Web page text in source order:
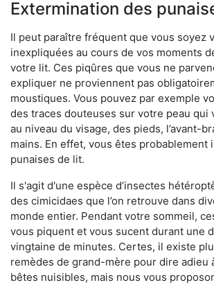
Extermination des
Il peut paraître fréquent que vous soyez
inexpliquées au cours de vos moments
votre lit. Ces piqûres que vous ne
expliquer ne proviennent pas
moustiques. Vous pouvez par exemple
des traces douteuses sur votre peau qui
au niveau du visage, des pieds, l’avant-
mains. En effet, vous êtes probablement
punaises de lit.
Il s'agit d'une espèce d’insectes
des cimicidaes que l’on retrouve dans
monde entier. Pendant votre sommeil,
vous piquent et vous sucent durant une
vingtaine de minutes. Certes, il existe
remèdes de grand-mère pour dire adieu
bêtes nuisibles, mais nous vous